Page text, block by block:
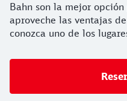
Bahn son la mejor
aproveche las ventajas
conozca uno de los